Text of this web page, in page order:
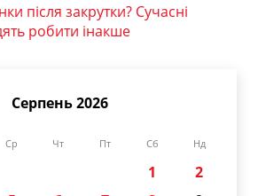
після закрутки? Сучасні
робити інакше
Серпень 2026
Ср Чт Пт Сб Нд
1
2